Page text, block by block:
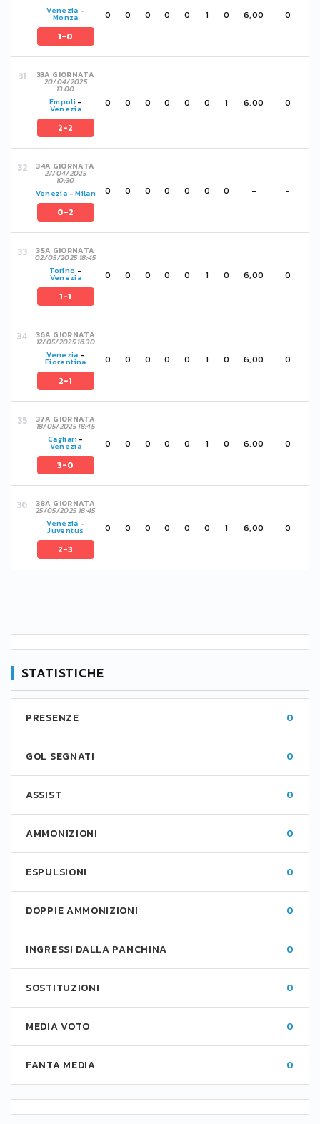
Venezia -
Monza
1-0
0 0 0 0 0 1 0 6,00 0
33A GIORNATA
20/04/2025
13:00
Empoli -
Venezia
2-2
0 0 0 0 0 0 1 6,00 0
34A GIORNATA
27/04/2025
10:30
Venezia -Milan
0-2
0 0 0 0 0 0 0 - -
35A GIORNATA
02/05/2025 18:45
Torino -
Venezia
1-1
0 0 0 0 0 1 0 6,00 0
36A GIORNATA
12/05/2025 16:30
Venezia -
Fiorentina
2-1
0 0 0 0 0 1 0 6,00 0
37A GIORNATA
18/05/2025 18:45
Cagliari-
Venezia
3-0
0 0 0 0 0 1 0 6,00 0
38A GIORNATA
25/05/2025 18:45
Venezia -
Juventus
2-3
0 0 0 0 0 0 1 6,00 0
STATISTICHE
PRESENZE 0
GOL SEGNATI 0
ASSIST 0
AMMONIZIONI 0
ESPULSIONI 0
DOPPIE AMMONIZIONI 0
INGRESSI DALLA PANCHINA 0
SOSTITUZIONI 0
MEDIA VOTO 0
FANTA MEDIA 0